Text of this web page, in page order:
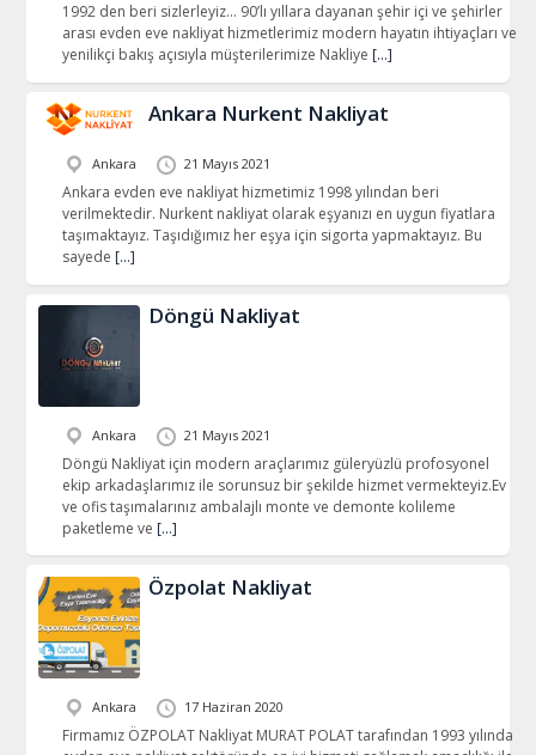
1992 den beri sizlerleyiz… 90’lı yıllara dayanan şehir içi ve şehirler
arası evden eve nakliyat hizmetlerimiz modern hayatın ihtiyaçları ve
yenilikçi bakış açısıyla müşterilerimize Nakliye […]
Ankara Nurkent Nakliyat
Ankara 21 Mayıs 2021
Ankara evden eve nakliyat hizmetimiz 1998 yılından beri
verilmektedir. Nurkent nakliyat olarak eşyanızı en uygun fiyatlara
taşımaktayız. Taşıdığımız her eşya için sigorta yapmaktayız. Bu
sayede […]
Döngü Nakliyat
Ankara 21 Mayıs 2021
Döngü Nakliyat için modern araçlarımız güleryüzlü profosyonel
ekip arkadaşlarımız ile sorunsuz bir şekilde hizmet vermekteyiz.Ev
ve ofis taşımalarınız ambalajlı monte ve demonte kolileme
paketleme ve […]
Özpolat Nakliyat
Ankara 17 Haziran 2020
Firmamız ÖZPOLAT Nakliyat MURAT POLAT tarafından 1993 yılında